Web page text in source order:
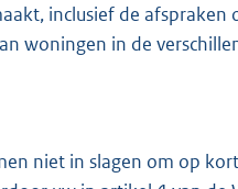
inclusief de
woningen in de
niet in slagen om op